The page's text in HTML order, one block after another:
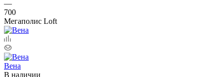
—
700
Мегаполис Loft
Вена
В наличии